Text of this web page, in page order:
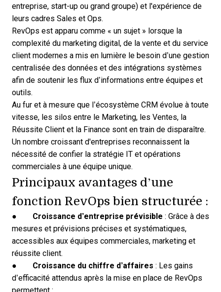
entreprise, start-up ou grand groupe) et l'expérience de
leurs cadres Sales et Ops.
RevOps est apparu comme « un sujet » lorsque la
complexité du marketing digital, de la vente et du service
client modernes a mis en lumière le besoin d’une gestion
centralisée des données et des intégrations systèmes
afin de soutenir les flux d’informations entre équipes et
outils.
Au fur et à mesure que l’écosystème CRM évolue à toute
vitesse, les silos entre le Marketing, les Ventes, la
Réussite Client et la Finance sont en train de disparaître.
Un nombre croissant d'entreprises reconnaissent la
nécessité de confier la stratégie IT et opérations
commerciales à une équipe unique.
Principaux avantages d’une
fonction RevOps bien structurée :
● Croissance d’entreprise prévisible : Grâce à des
mesures et prévisions précises et systématiques,
accessibles aux équipes commerciales, marketing et
réussite client.
● Croissance du chiffre d’affaires : Les gains
d’efficacité attendus après la mise en place de RevOps
permettent :